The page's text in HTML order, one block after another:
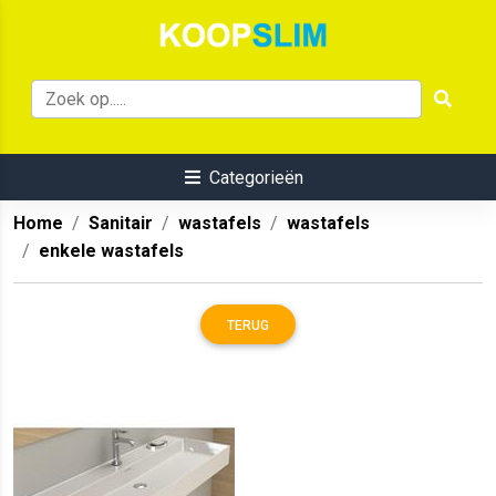
Categorieën
Home Sanitair wastafels
wastafels
enkele wastafels
TERUG